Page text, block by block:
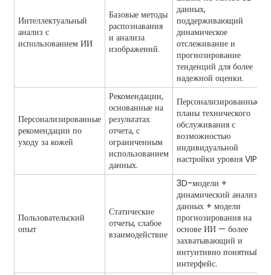
Интеллектуальный
анализ с
использованием ИИ
Базовые методы
распознавания
и анализа
изображений.
данных,
поддерживающий
динамическое
отслеживание и
прогнозирование
тенденций для более
надежной оценки.
Персонализированные
рекомендации по
уходу за кожей
Рекомендации,
основанные на
результатах
отчета, с
ограниченным
использованием
данных.
Персонализированные
планы технического
обслуживания с
возможностью
индивидуальной
настройки уровня VIP.
Пользовательский
опыт
Статические
отчеты, слабое
взаимодействие
3D-модели +
динамический анализ
данных + модели
прогнозирования на
основе ИИ — более
захватывающий и
интуитивно понятный
интерфейс.